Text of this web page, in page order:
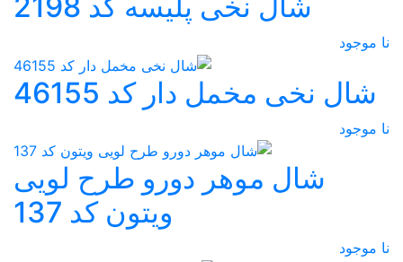
نا موجود
شال نخی مخمل دار کد 46155
نا موجود
شال موهر دورو طرح لویی
ویتون کد 137
نا موجود